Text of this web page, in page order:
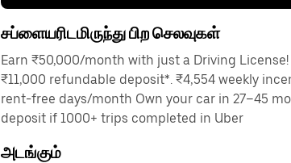
சப்ளையரிடமிருந்து பிற செலவுகள்
Earn ₹50,000/month with just a Driving
₹11,000 refundable deposit*. ₹4,554 weekly
rent-free days/month Own your car in 27–45
deposit if 1000+ trips completed in Uber
அடங்கும்